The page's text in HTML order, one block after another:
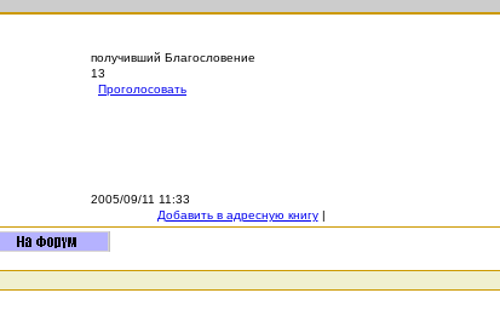
получивший Благословение
13
Проголосовать
2005/09/11 11:33
Добавить в адресную книгу|